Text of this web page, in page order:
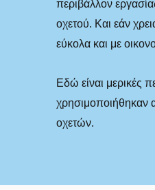
περιβάλλον
οχετού. Και εάν
εύκολα και με
Εδώ είναι μερικές
χρησιμοποιήθηκαν
οχετών.